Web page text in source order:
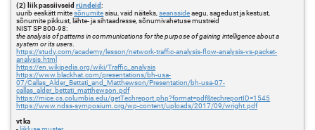
(2) liik passiivseidründeid:
uurib eeskätt mittesõnumitesisu, vaid näiteks,seanssideaegu, sagedust ja kestust,
sõnumite pikkust, lähte- ja sihtaadresse, sõnumivahetuse mustreid
NIST SP 800-98:
the analysis of patterns in communications for the purpose of gaining intelligence about a
system or its users
https://study.com/academy/lesson/network-traffic-analysis-flow-analysis-vs-packet-
analysis.html
https://en.wikipedia.org/wiki/Traffic_analysis
https://www.blackhat.com/presentations/bh-usa-
07/Callas_Alder_Bettati_and_Matthewson/Presentation/bh-usa-07-
callas_alder_bettati_matthewson.pdf
https://mice.cs.columbia.edu/getTechreport.php?format=pdf&techreportID=1545
https://www.ndss-symposium.org/wp-content/uploads/2017/09/wright.pdf
vt ka